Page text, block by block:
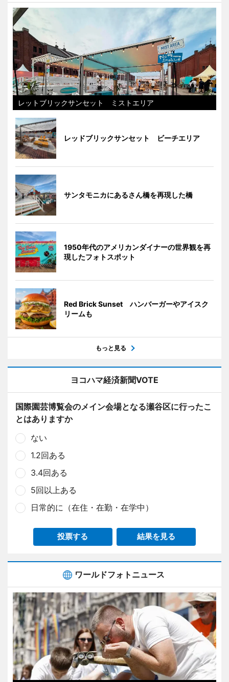
レットブリックサンセット ミストエリア
レッドブリックサンセット ビーチエリア
サンタモニカにあるさん橋を再現した橋
1950年代のアメリカンダイナーの世界観を再
現したフォトスポット
Red Brick Sunset ハンバーガーやアイスク
リームも
もっと見る
ヨコハマ経済新聞VOTE
国際園芸博覧会のメイン会場となる瀬谷区に行ったこ
とはありますか
ない
1.2回ある
3.4回ある
5回以上ある
日常的に（在住・在勤・在学中）
投票する 結果を見る
ワールドフォトニュース